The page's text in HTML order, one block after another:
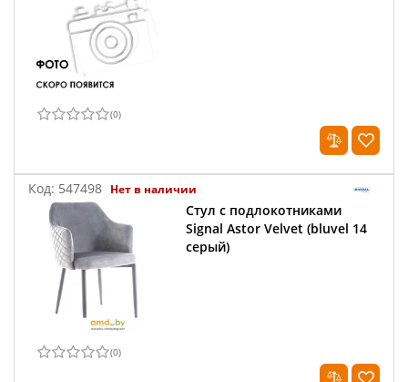
(0)
Код: 547498 Нет в наличии
Стул с подлокотниками
Signal Astor Velvet (bluvel 14
серый)
(0)